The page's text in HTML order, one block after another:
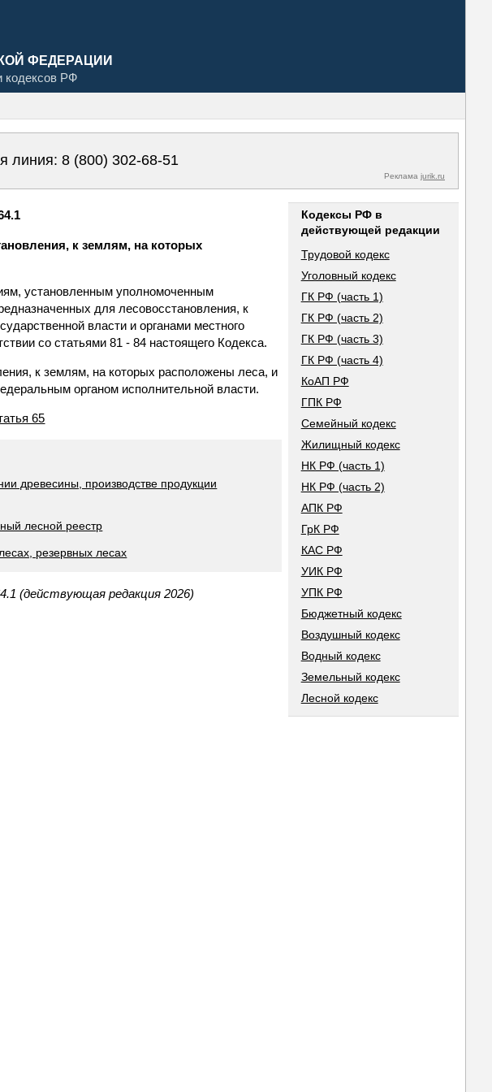
ФЕДЕРАЦИИ
кодексов РФ
линия: 8 (800) 302-68-51
Реклама jurik.ru
к землям, на которых
установленным уполномоченным
для лесовосстановления, к
власти и органами местного
со статьями 81 - 84 настоящего Кодекса.
к землям, на которых расположены леса, и
органом исполнительной власти.
65
древесины, производстве продукции
лесной реестр
резервных лесах
(действующая редакция 2026)
Кодексы РФ в
действующей редакции
Трудовой кодекс
Уголовный кодекс
ГК РФ (часть 1)
ГК РФ (часть 2)
ГК РФ (часть 3)
ГК РФ (часть 4)
КоАП РФ
ГПК РФ
Семейный кодекс
Жилищный кодекс
НК РФ (часть 1)
НК РФ (часть 2)
АПК РФ
ГрК РФ
КАС РФ
УИК РФ
УПК РФ
Бюджетный кодекс
Воздушный кодекс
Водный кодекс
Земельный кодекс
Лесной кодекс